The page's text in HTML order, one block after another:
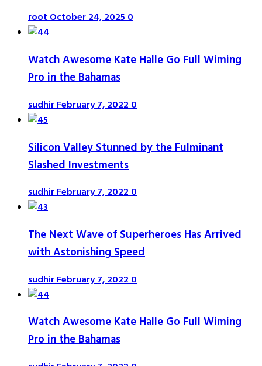
rootOctober 24, 20250
Watch Awesome Kate Halle Go Full Wiming
Pro in the Bahamas
sudhirFebruary 7, 20220
Silicon Valley Stunned by the Fulminant
Slashed Investments
sudhirFebruary 7, 20220
The Next Wave of Superheroes Has Arrived
with Astonishing Speed
sudhirFebruary 7, 20220
Watch Awesome Kate Halle Go Full Wiming
Pro in the Bahamas